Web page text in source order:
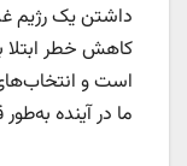
داشتن یک رژیم
کاهش خطر ابتلا
است و
ما در آینده